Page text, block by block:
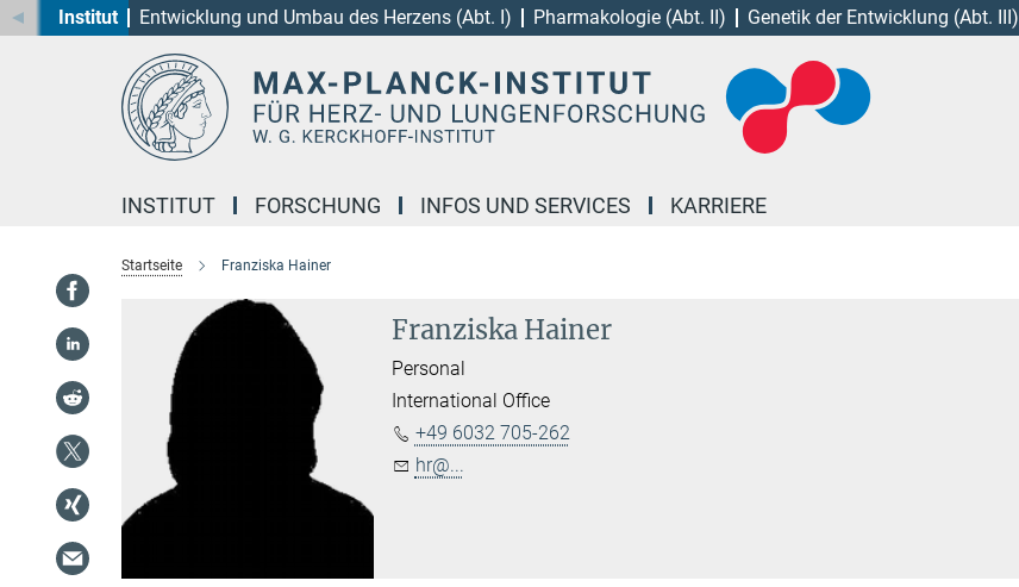
Hauptinhalt
Institut Entwicklung und Umbau des Herzens (Abt. I) Pharmakologie (Abt. II) Genetik der Entwicklung (Abt. III)
INSTITUT FORSCHUNG INFOS UND SERVICES KARRIERE
Startseite Franziska Hainer
Franziska Hainer
Personal
International Office
+49 6032 705-262
hr@...